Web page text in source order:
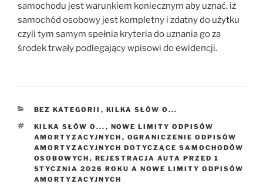
samochodu jest warunkiem koniecznym aby uznać, iż
samochód osobowy jest kompletny i zdatny do użytku
czyli tym samym spełnia kryteria do uznania go za
środek trwały podlegający wpisowi do ewidencji.
KATEGORIE
BEZ KATEGORII , KILKA SŁÓW O...
TAGI
KILKA SŁÓW O... , NOWE LIMITY ODPISÓW
AMORTYZACYJNYCH , OGRANICZENIE ODPISÓW
AMORTYZACYJNYCH DOTYCZĄCE SAMOCHODÓW
OSOBOWYCH , REJESTRACJA AUTA PRZED 1
STYCZNIA 2026 ROKU A NOWE LIMITY ODPISÓW
AMORTYZACYJNYCH